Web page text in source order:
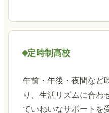
定時制高校
午前・午後・夜間など
り、生活リズムに合わ
ていねいなサポートを